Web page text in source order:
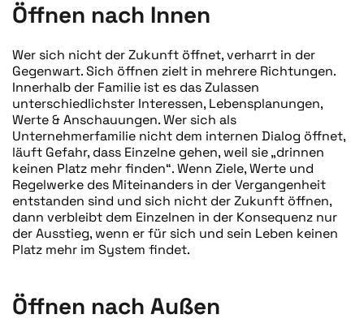
Öffnen nach Innen
Wer sich nicht der Zukunft öffnet, verharrt in der
Gegenwart. Sich öffnen zielt in mehrere Richtungen.
Innerhalb der Familie ist es das Zulassen
unterschiedlichster Interessen, Lebensplanungen,
Werte & Anschauungen. Wer sich als
Unternehmerfamilie nicht dem internen Dialog öffnet,
läuft Gefahr, dass Einzelne gehen, weil sie „drinnen
keinen Platz mehr finden“. Wenn Ziele, Werte und
Regelwerke des Miteinanders in der Vergangenheit
entstanden sind und sich nicht der Zukunft öffnen,
dann verbleibt dem Einzelnen in der Konsequenz nur
der Ausstieg, wenn er für sich und sein Leben keinen
Platz mehr im System findet.
Öffnen nach Außen